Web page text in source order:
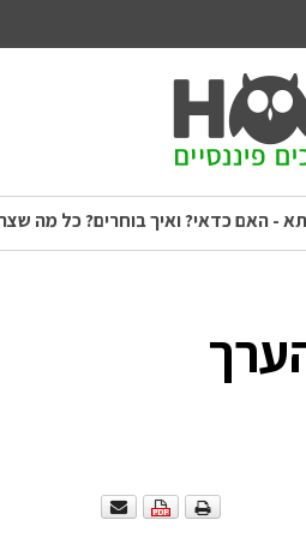
- האם כדאי? ואיך בוחרים? כל מה
הערך